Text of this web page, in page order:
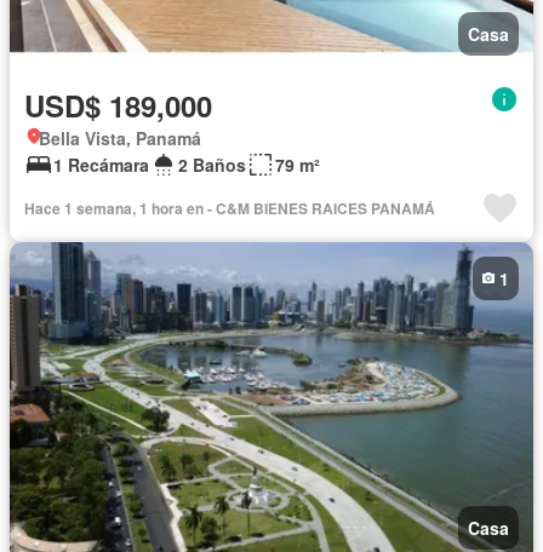
Casa
USD$ 189,000
Bella Vista, Panamá
1 Recámara
2 Baños 79 m²
Hace 1 semana, 1 hora en - C&M BIENES RAICES PANAMÁ
Casa
1